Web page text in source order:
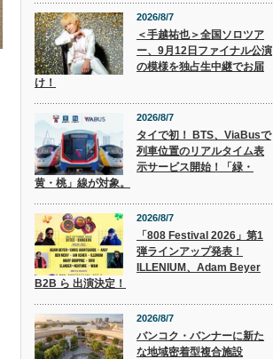
2026/8/7
＜手越祐也＞全国ソロツア
ー、9月12日ファイナル公演
の模様を独占生中継でお届
け！
2026/8/7
タイで初！ BTS、ViaBusで
列車位置のリアルタイム表
示サービス開始！「緑・
黄・桃」線が対象。
2026/8/7
「808 Festival 2026」第1
弾ラインアップ発表！
ILLENIUM、Adam Beyer
B2B ら 出演決定！
2026/8/7
バンコク・バンナーに新た
な地域密着型複合施設